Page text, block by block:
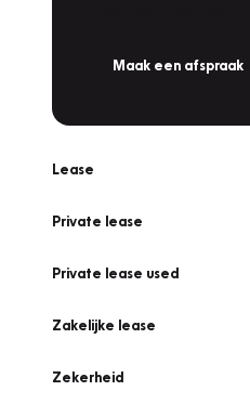
Maak een afspraak
Lease
Private lease
Private lease used
Zakelijke lease
Zekerheid